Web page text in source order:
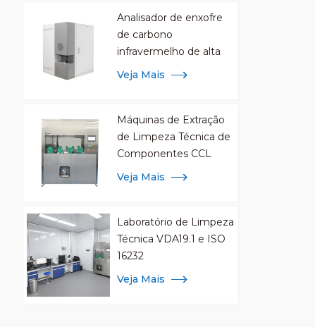
Analisador de enxofre
de carbono
infravermelho de alta
frequência para análise
Veja Mais
Máquinas de Extração
de Limpeza Técnica de
Componentes CCL
Veja Mais
Laboratório de Limpeza
Técnica VDA19.1 e ISO
16232
Veja Mais